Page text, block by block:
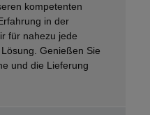
kompetenten
in der
für nahezu jede
Genießen Sie
und die Lieferung